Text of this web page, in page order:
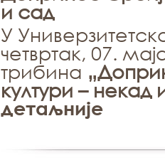
и сад
У
четвртак, 07.
трибина
култури – некад
детаљније